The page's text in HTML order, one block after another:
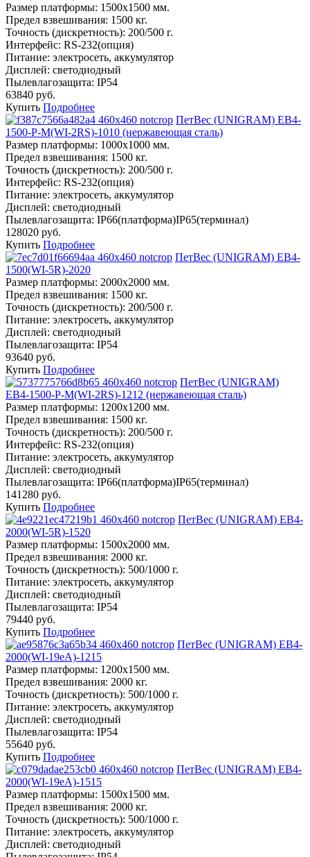
Размер платформы: 1500х1500 мм.
Предел взвешивания: 1500 кг.
Точность (дискретность): 200/500 г.
Интерфейс: RS-232(опция)
Питание: электросеть, аккумулятор
Дисплей: светодиодный
Пылевлагозащита: IP54
63840 руб.
Купить Подробнее
ПетВес (UNIGRAM) ЕВ4-
1500-Р-М(WI-2RS)-1010 (нержавеющая сталь)
Размер платформы: 1000х1000 мм.
Предел взвешивания: 1500 кг.
Точность (дискретность): 200/500 г.
Интерфейс: RS-232(опция)
Питание: электросеть, аккумулятор
Дисплей: светодиодный
Пылевлагозащита: IP66(платформа)IP65(терминал)
128020 руб.
Купить Подробнее
ПетВес (UNIGRAM) ЕВ4-
1500(WI-5R)-2020
Размер платформы: 2000х2000 мм.
Предел взвешивания: 1500 кг.
Точность (дискретность): 200/500 г.
Питание: электросеть, аккумулятор
Дисплей: светодиодный
Пылевлагозащита: IP54
93640 руб.
Купить Подробнее
ПетВес (UNIGRAM)
ЕВ4-1500-Р-М(WI-2RS)-1212 (нержавеющая сталь)
Размер платформы: 1200х1200 мм.
Предел взвешивания: 1500 кг.
Точность (дискретность): 200/500 г.
Интерфейс: RS-232(опция)
Питание: электросеть, аккумулятор
Дисплей: светодиодный
Пылевлагозащита: IP66(платформа)IP65(терминал)
141280 руб.
Купить Подробнее
ПетВес (UNIGRAM) ЕВ4-
2000(WI-5R)-1520
Размер платформы: 1500х2000 мм.
Предел взвешивания: 2000 кг.
Точность (дискретность): 500/1000 г.
Питание: электросеть, аккумулятор
Дисплей: светодиодный
Пылевлагозащита: IP54
79440 руб.
Купить Подробнее
ПетВес (UNIGRAM) ЕВ4-
2000(WI-19eA)-1215
Размер платформы: 1200х1500 мм.
Предел взвешивания: 2000 кг.
Точность (дискретность): 500/1000 г.
Питание: электросеть, аккумулятор
Дисплей: светодиодный
Пылевлагозащита: IP54
55640 руб.
Купить Подробнее
ПетВес (UNIGRAM) ЕВ4-
2000(WI-19eA)-1515
Размер платформы: 1500х1500 мм.
Предел взвешивания: 2000 кг.
Точность (дискретность): 500/1000 г.
Питание: электросеть, аккумулятор
Дисплей: светодиодный